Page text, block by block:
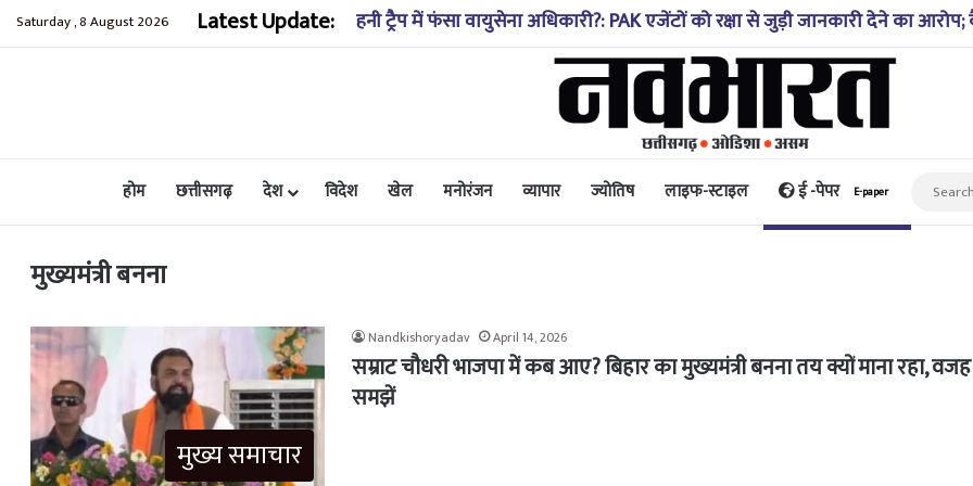
Saturday , 8 August 2026 Latest Update: लंबित मुकदमों की स्थिति 10-20 साल पहले जैसी नहीं, प्रौद्योगिकी से मिले बहुत अच्छे
होम छत्तीसगढ़ देश विदेश खेल मनोरंजन व्यापार ज्योतिष लाइफ-स्टाइल ई -पेपर E-paper
मुख्यमंत्री बनना
मुख्य समाचार
Nandkishoryadav April 14, 2026
सम्राट चौधरी भाजपा में कब आए? बिहार का मुख्यमंत्री बनना तय क्यों माना रहा,
समझें